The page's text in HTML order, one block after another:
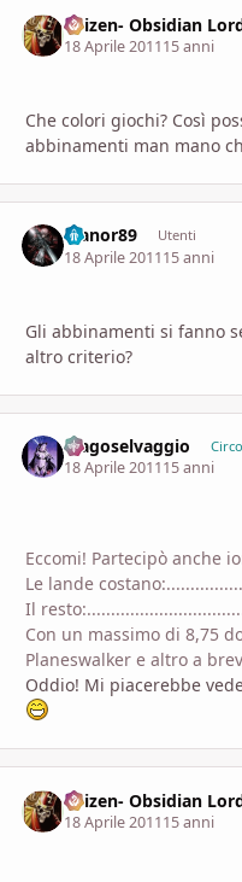
Urizen- Obsidian
18 Aprile 201115 anni
Che colori giochi? Così
abbinamenti man mano
feanor89 Utenti
18 Aprile 201115 anni
Gli abbinamenti si fanno
altro criterio?
Magoselvaggio
18 Aprile 201115 anni
Eccomi! Partecipò anche
Le lande
Il
Con un massimo di 8,75
Planeswalker e altro a
Oddio! Mi piacerebbe
Urizen- Obsidian
18 Aprile 201115 anni